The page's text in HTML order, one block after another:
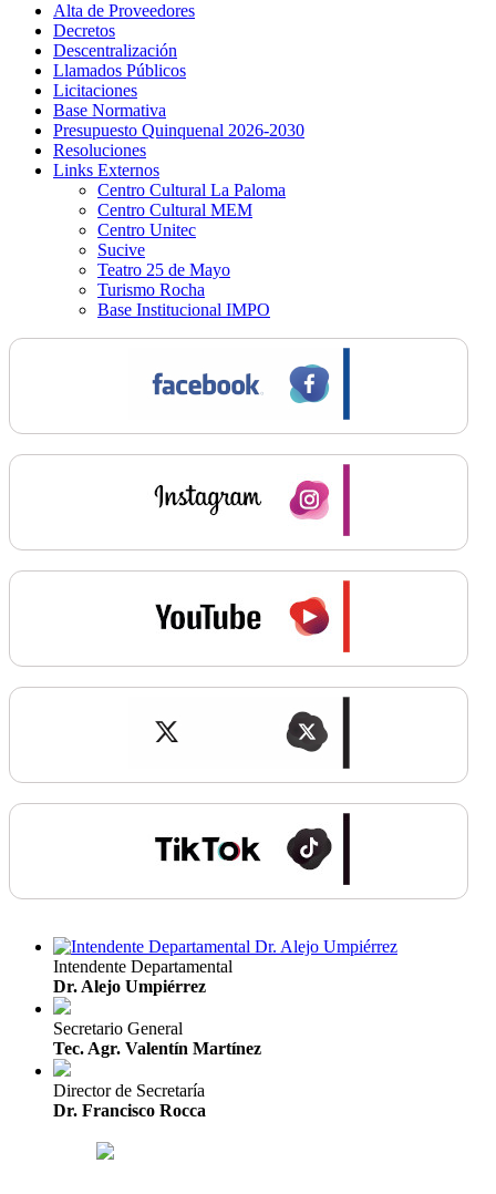
Alta de Proveedores
Decretos
Descentralización
Llamados Públicos
Licitaciones
Base Normativa
Presupuesto Quinquenal 2026-2030
Resoluciones
Links Externos
Centro Cultural La Paloma
Centro Cultural MEM
Centro Unitec
Sucive
Teatro 25 de Mayo
Turismo Rocha
Base Institucional IMPO
Intendente Departamental
Dr. Alejo Umpiérrez
Secretario General
Tec. Agr. Valentín Martínez
Director de Secretaría
Dr. Francisco Rocca